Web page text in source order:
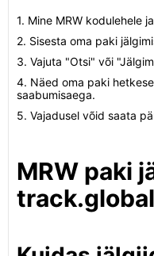
1. Mine MRW kodulehele
2. Sisesta oma paki
3. Vajuta "Otsi" või
4. Näed oma paki
saabumisaega.
5. Vajadusel võid saata
MRW paki